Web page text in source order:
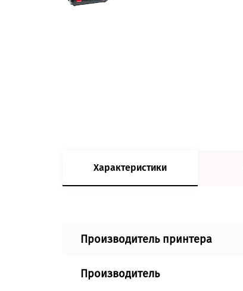
Характеристики
Производитель принтера
Производитель